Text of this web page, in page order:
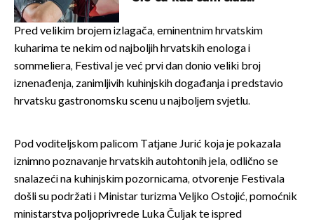
Pred velikim brojem izlagača, eminentnim hrvatskim
kuharima te nekim od najboljih hrvatskih enologa i
sommeliera, Festival je već prvi dan donio veliki broj
iznenađenja, zanimljivih kuhinjskih događanja i predstavio
hrvatsku gastronomsku scenu u najboljem svjetlu.
Pod voditeljskom palicom Tatjane Jurić koja je pokazala
iznimno poznavanje hrvatskih autohtonih jela, odlično se
snalazeći na kuhinjskim pozornicama, otvorenje Festivala
došli su podržati i Ministar turizma Veljko Ostojić, pomoćnik
ministarstva poljoprivrede Luka Čuljak te ispred